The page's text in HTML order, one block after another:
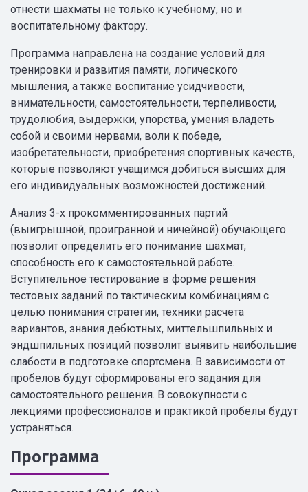
отнести шахматы не только к учебному, но и
воспитательному фактору.
Программа направлена на создание условий для
тренировки и развития памяти, логического
мышления, а также воспитание усидчивости,
внимательности, самостоятельности, терпеливости,
трудолюбия, выдержки, упорства, умения владеть
собой и своими нервами, воли к победе,
изобретательности, приобретения спортивных качеств,
которые позволяют учащимся добиться высших для
его индивидуальных возможностей достижений.
Анализ 3-х прокомментированных партий
(выигрышной, проигранной и ничейной) обучающего
позволит определить его понимание шахмат,
способность его к самостоятельной работе.
Вступительное тестирование в форме решения
тестовых заданий по тактическим комбинациям с
целью понимания стратегии, техники расчета
вариантов, знания дебютных, миттельшпильных и
эндшпильных позиций позволит выявить наибольшие
слабости в подготовке спортсмена. В зависимости от
пробелов будут сформированы его задания для
самостоятельного решения. В совокупности с
лекциями профессионалов и практикой пробелы будут
устраняться.
Программа